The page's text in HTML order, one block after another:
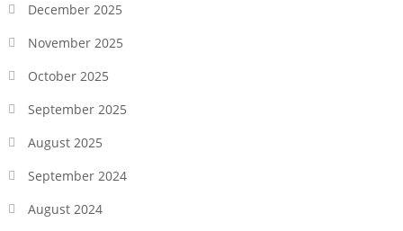
December 2025
November 2025
October 2025
September 2025
August 2025
September 2024
August 2024